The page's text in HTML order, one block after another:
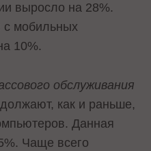
выросло на 28%.
с мобильных
10%.
обслуживания
как и раньше,
Данная
Чаще всего